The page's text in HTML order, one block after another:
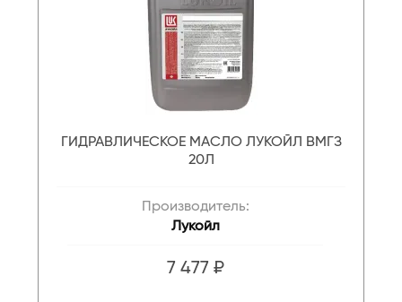
ГИДРАВЛИЧЕСКОЕ МАСЛО ЛУКОЙЛ ВМГЗ
20Л
Производитель:
Лукойл
7 477 ₽